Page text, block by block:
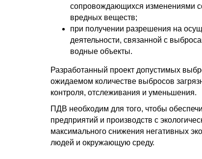
сопровождающихся изменениями
вредных веществ;
при получении разрешения на
деятельности, связанной с
водные объекты.
Разработанный проект допустимых
ожидаемом количестве выбросов
контроля, отслеживания и уменьшения.
ПДВ необходим для того, чтобы
предприятий и производств с
максимального снижения негативных
людей и окружающую среду.